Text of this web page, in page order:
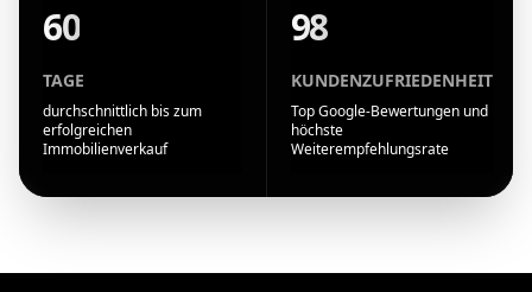
60
TAGE
durchschnittlich bis zum
erfolgreichen
Immobilienverkauf
98
KUNDENZUFRIEDENHEIT
Top Google-Bewertungen und
höchste
Weiterempfehlungsrate